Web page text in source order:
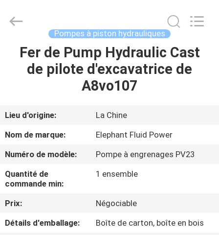
MAISON
AU
SUJET
DE
VISITE
Elephant
Fluid
Pompes à piston hydrauliques
Fer de Pump Hydraulic Cast
de pilote d'excavatrice de
A8vo107
Lieu d'origine:
La Chine
Nom de marque:
Elephant Fluid Power
Numéro de modèle:
Pompe à engrenages PV23
Quantité de
commande min:
1 ensemble
Prix:
Négociable
Détails d'emballage:
Boîte de carton, boîte en bois